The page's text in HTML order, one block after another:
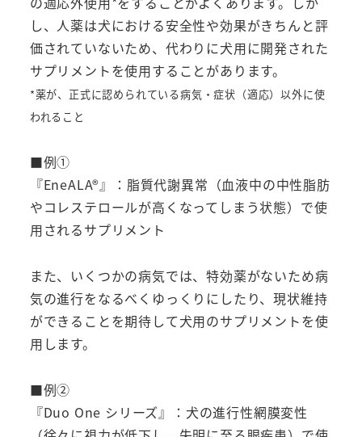
し、人薬は犬における安全性や効果がきちんと評
価されていないため、代わりに犬用に開発された
サプリメントを使用することがあります。
*薬が、正式に認められている病気・症状（適応）以外に使
われること
■例①
『EneALA®』：脂質代謝異常（血液中の中性脂肪
やコレステロールが高くなってしまう状態）で使
用されるサプリメント
また、いくつかの病気では、特効薬がないため病
気の進行をなるべくゆっくりにしたり、現状維持
ができることを期待して犬用のサプリメントを使
用します。
■例②
『Duo One シリーズ』：犬の進行性網膜変性